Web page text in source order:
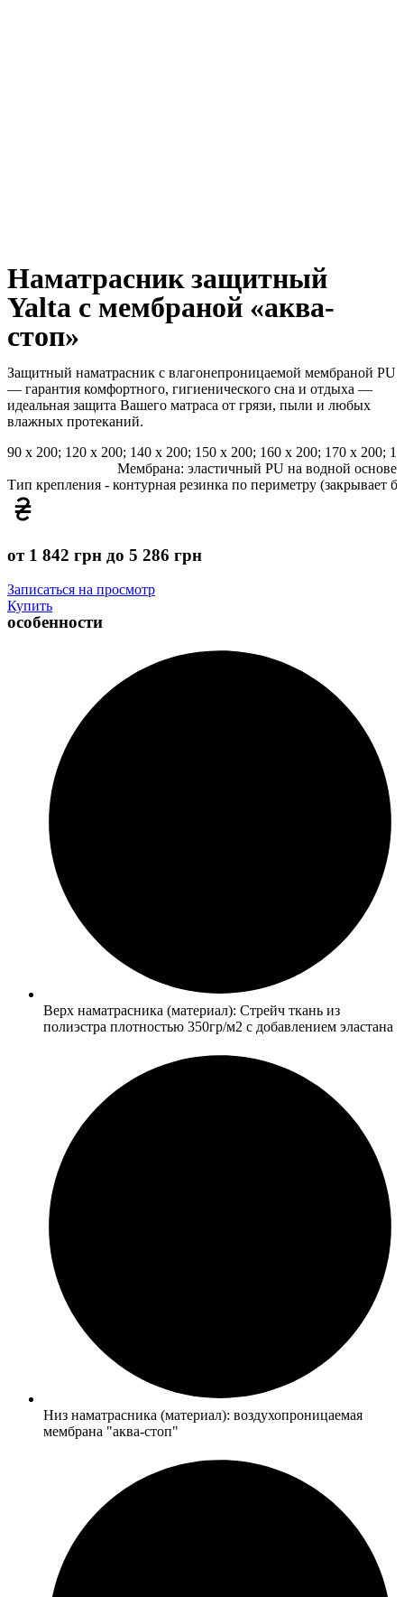
Наматрасник защитный
Yalta с мембраной «аква-
стоп»
Защитный наматрасник с влагонепроницаемой мембраной PU
— гарантия комфортного, гигиенического сна и отдыха —
идеальная защита Вашего матраса от грязи, пыли и любых
влажных протеканий.
90 x 200; 120 x 200; 140 x 200; 150 x 200; 160 x 200; 170 x 200;
Мембрана: эластичный PU на водной основе
Тип крепления - контурная резинка по периметру (закрывает
от 1 842 грн до 5 286 грн
Записаться на просмотр
Купить
особенности
Верх наматрасника (материал): Стрейч ткань из
полиэстра плотностью 350гр/м2 с добавлением эластана
Низ наматрасника (материал): воздухопроницаемая
мембрана "аква-стоп"